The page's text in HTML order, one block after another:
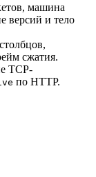
машина
версий и тело
сжатия.
TCP-
по HTTP.